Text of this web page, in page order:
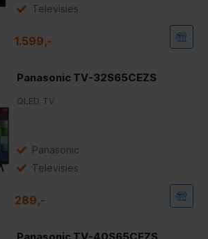
Televisies
1.599,-
Panasonic TV-32S65CEZS
QLED TV
Panasonic
Televisies
289,-